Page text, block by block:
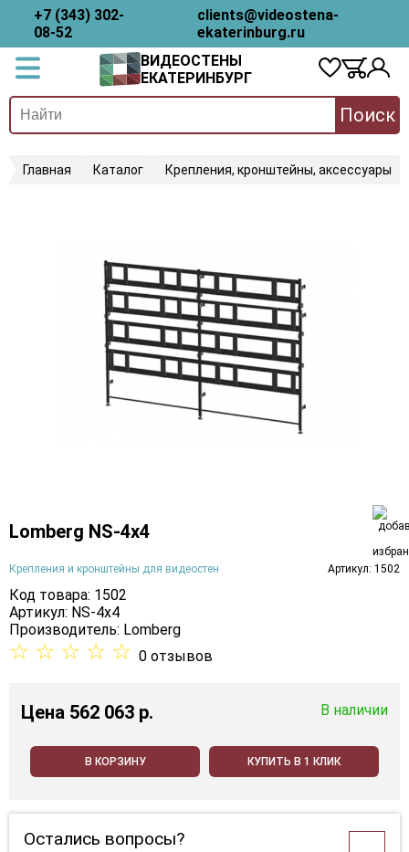
+7 (343) 302-
08-52
clients@videostena-
ekaterinburg.ru
ВИДЕОСТЕНЫ
ЕКАТЕРИНБУРГ
Поиск
Главная Каталог Крепления, кронштейны, аксессуары
Lomberg NS-4х4
Крепления и кронштейны для видеостен Артикул: 1502
Код товара: 1502
Артикул: NS-4х4
Производитель: Lomberg
☆ ☆ ☆ ☆ ☆ 0 отзывов
Цена 562 063 p. В наличии
В КОРЗИНУ КУПИТЬ В 1 КЛИК
Остались вопросы?